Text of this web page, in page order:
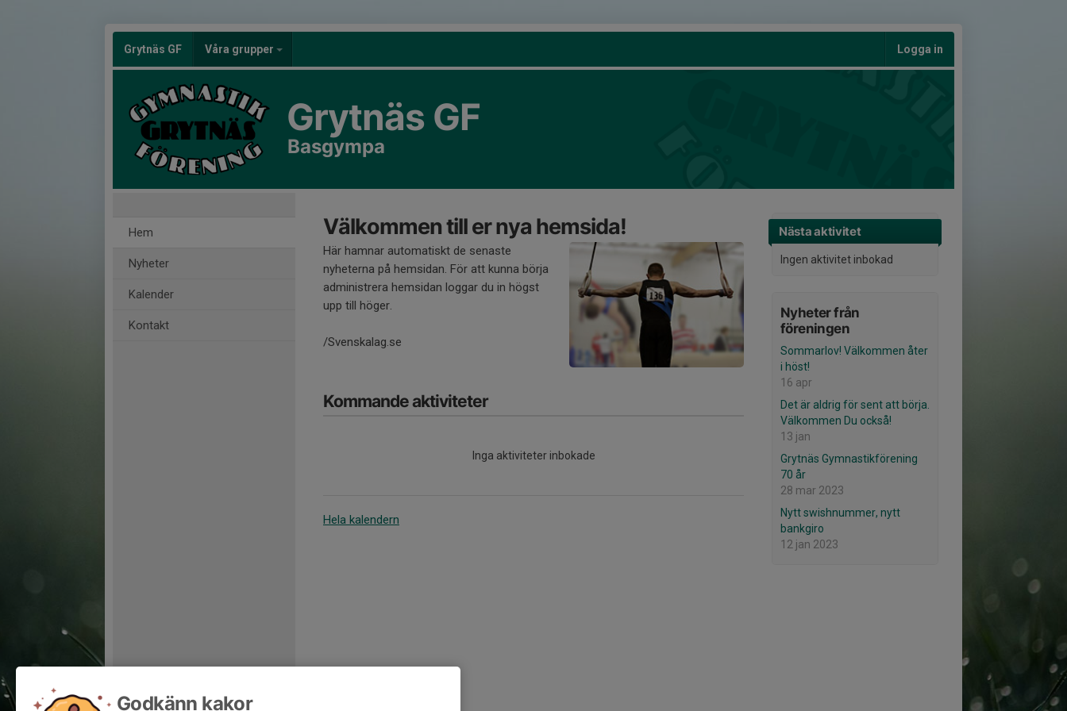
Grytnäs GF Våra grupper Logga in
Grytnäs GF
Basgympa
Hem
Nyheter
Kalender
Kontakt
Nästa aktivitet
Ingen aktivitet inbokad
Nyheter från
föreningen
Sommarlov! Välkommen åter
i höst!
16 apr
Det är aldrig för sent att börja.
Välkommen Du också!
13 jan
Grytnäs Gymnastikförening
70 år
28 mar 2023
Nytt swishnummer, nytt
bankgiro
12 jan 2023
Välkommen till er nya hemsida!
Här hamnar automatiskt de senaste
nyheterna på hemsidan. För att kunna börja
administrera hemsidan loggar du in högst
upp till höger.
/Svenskalag.se
Kommande aktiviteter
Inga aktiviteter inbokade
Hela kalendern
Godkänn kakor